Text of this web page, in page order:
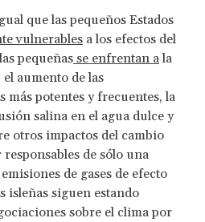
que las pequeños Estados
vulnerables a los efectos del
pequeñas se enfrentan ala
aumento de las
potentes y frecuentes, la
salina en el agua dulce y
otros impactos del cambio
de sólo una
de gases de efecto
isleñas siguen estando
sobre el clima por